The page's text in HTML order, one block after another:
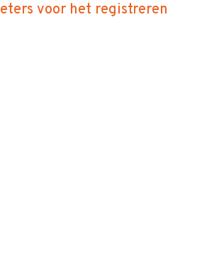
voor het registreren